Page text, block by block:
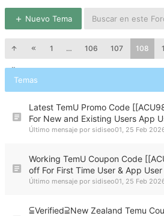
Nuevo Tema
1 … 106 107 108
Temas
Latest TemU Promo Code
For New and Existing Users App
Último mensaje por sidiseo01, 25 Feb
Working TemU Coupon Code
off For First Time User & App User
Último mensaje por sidiseo01, 25 Feb
⫅Verified⫆New Zealand Temu